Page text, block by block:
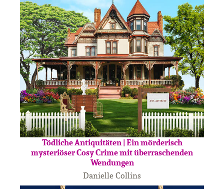
Tödliche Antiquitäten | Ein mörderisch
mysteriöser Cosy Crime mit überraschenden
Wendungen
Danielle Collins